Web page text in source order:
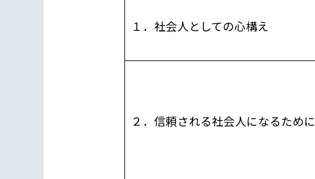
１．社会人としての心構え
２．信頼される社会人になるために